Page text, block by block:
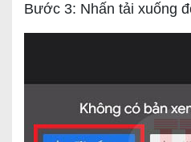
Bước 3: Nhấn tải xuống